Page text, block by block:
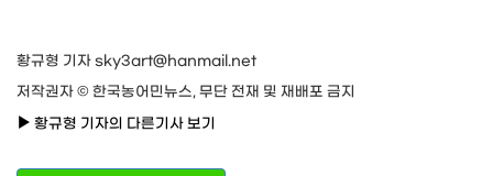
황규형 기자 sky3art@hanmail.net
저작권자 © 한국농어민뉴스, 무단 전재 및 재배포 금지
황규형 기자의 다른기사 보기